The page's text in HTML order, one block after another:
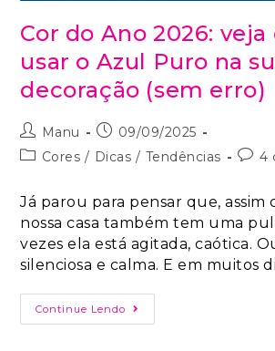
Cor do Ano 2026:
usar o Azul Puro na
decoração (sem erro)
Manu
09/09/2025
Cores / Dicas / Tendências 4
Já parou para pensar que, assim
nossa casa também tem uma
vezes ela está agitada, caótica.
silenciosa e calma. E em muitos
Continue Lendo